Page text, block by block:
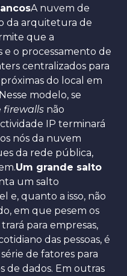
A nuvem de
da arquitetura de
que a
e o processamento de
centralizados para
do local em
modelo, se
firewalls não
IP terminará
nós da nuvem
da rede pública,
Um grande salto
um salto
e, quanto a isso, não
em que pesem os
para empresas,
das pessoas, é
de fatores para
de dados. Em outras